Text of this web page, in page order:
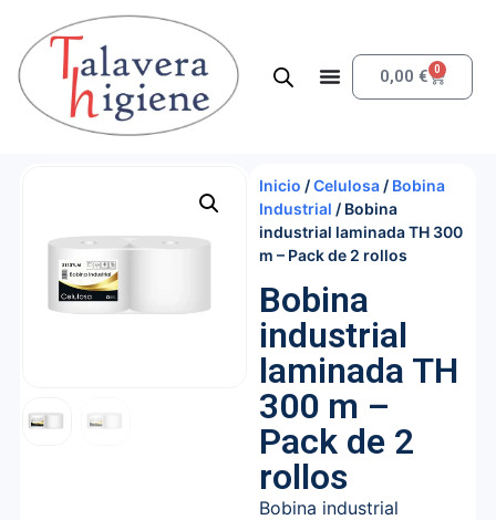
0,00€ 0
Inicio /Celulosa / Bobina
Industrial / Bobina
industrial laminada TH 300
m – Pack de 2 rollos
Bobina
industrial
laminada TH
300 m –
Pack de 2
rollos
Bobina industrial